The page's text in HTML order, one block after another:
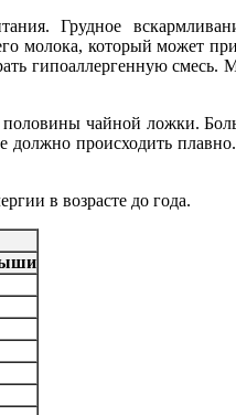
Грудное
который может
гипоаллергеннуюсмесь.
чайной ложки.
происходить
в возрасте до года.